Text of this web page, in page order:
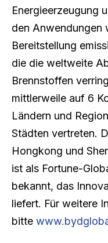
Energieerzeugung
den Anwendungen
Bereitstellung
die die weltweite
Brennstoffen
mittlerweile auf 6
Ländern und
Städten vertreten.
Hongkong und
ist als Fortune-
bekannt, das
liefert. Für weitere
bitte